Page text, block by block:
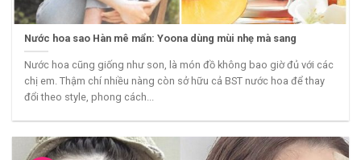
Nước hoa sao Hàn mê mẩn: Yoona dùng mùi nhẹ mà sang
Nước hoa cũng giống như son, là món đồ không bao giờ đủ với các
chị em. Thậm chí nhiều nàng còn sở hữu cả BST nước hoa để thay
đổi theo style, phong cách...